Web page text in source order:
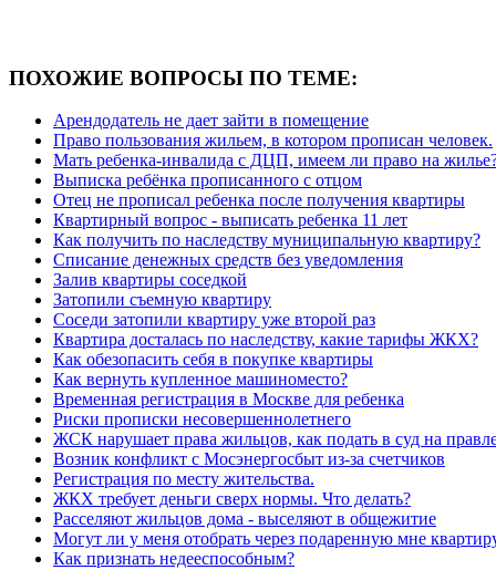
ПОХОЖИЕ ВОПРОСЫ ПО ТЕМЕ:
Арендодатель не дает зайти в помещение
Право пользования жильем, в котором прописан человек.
Мать ребенка-инвалида с ДЦП, имеем ли право на
Выписка ребёнка прописанного с отцом
Отец не прописал ребенка после получения квартиры
Квартирный вопрос - выписать ребенка 11 лет
Как получить по наследству муниципальную квартиру?
Списание денежных средств без уведомления
Залив квартиры соседкой
Затопили съемную квартиру
Соседи затопили квартиру уже второй раз
Квартира досталась по наследству, какие тарифы ЖКХ?
Как обезопасить себя в покупке квартиры
Как вернуть купленное машиноместо?
Временная регистрация в Москве для ребенка
Риски прописки несовершеннолетнего
ЖСК нарушает права жильцов, как подать в суд на
Возник конфликт с Мосэнергосбыт из-за счетчиков
Регистрация по месту жительства.
ЖКХ требует деньги сверх нормы. Что делать?
Расселяют жильцов дома - выселяют в общежитие
Могут ли у меня отобрать через подаренную мне
Как признать недееспособным?